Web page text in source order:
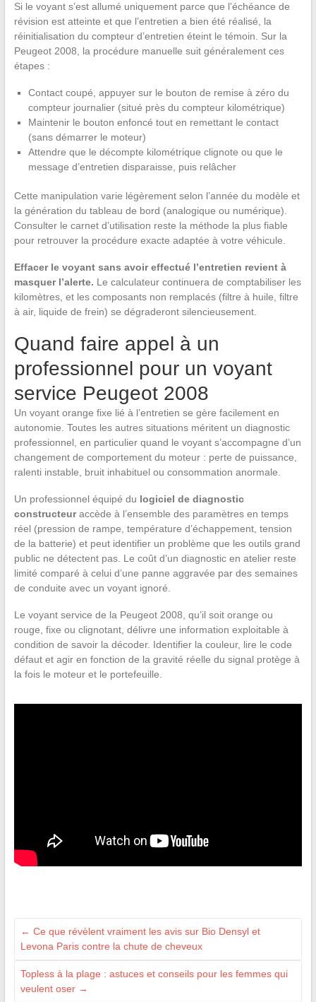
Si le voyant s’est allumé uniquement parce que l’échéance de
révision est atteinte et que l’entretien a bien été réalisé, la
réinitialisation du compteur d’entretien éteint le témoin. Sur la
Peugeot 2008, la procédure manuelle suit généralement ces
étapes :
Contact coupé, appuyer sur le bouton de remise à zéro du
compteur journalier (situé près du compteur kilométrique)
Maintenir le bouton enfoncé tout en remettant le contact
(sans démarrer le moteur)
Attendre que le décompte kilométrique clignote ou que le
message d’entretien disparaisse, puis relâcher
Cette manipulation varie légèrement selon l’année du modèle et
la génération du tableau de bord (analogique ou numérique).
Consulter le carnet d’utilisation reste la méthode la plus fiable
pour retrouver la procédure exacte adaptée à votre véhicule.
Effacer le voyant sans avoir effectué l’entretien revient à
masquer l’alerte. Le calculateur continuera de comptabiliser les
kilomètres, et les composants non remplacés (filtre à huile, filtre
à air, liquide de frein) se dégraderont silencieusement.
Quand faire appel à un
professionnel pour un voyant
service Peugeot 2008
Un voyant orange fixe lié à l’entretien se gère facilement en
autonomie. Toutes les autres situations méritent un diagnostic
professionnel, en particulier quand le voyant s’accompagne d’un
changement de comportement du moteur : perte de puissance,
ralenti instable, bruit inhabituel ou consommation anormale.
Un professionnel équipé du logiciel de diagnostic
constructeuraccède à l’ensemble des paramètres en temps
réel (pression de rampe, température d’échappement, tension
de la batterie) et peut identifier un problème que les outils grand
public ne détectent pas. Le coût d’un diagnostic en atelier reste
limité comparé à celui d’une panne aggravée par des semaines
de conduite avec un voyant ignoré.
Le voyant service de la Peugeot 2008, qu’il soit orange ou
rouge, fixe ou clignotant, délivre une information exploitable à
condition de savoir la décoder. Identifier la couleur, lire le code
défaut et agir en fonction de la gravité réelle du signal protège à
la fois le moteur et le portefeuille.
← Ce que révèlent vraiment les avis sur Bio Densyl et
Levona Paris contre la chute de cheveux
Topless à la plage : astuces et conseils pour les femmes qui
veulent oser →